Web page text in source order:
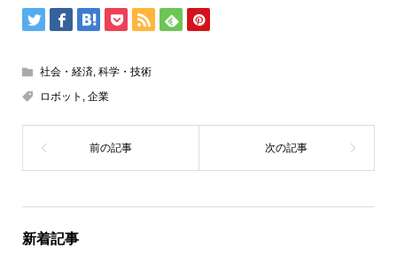
社会・経済, 科学・技術
ロボット
企業
新着記事